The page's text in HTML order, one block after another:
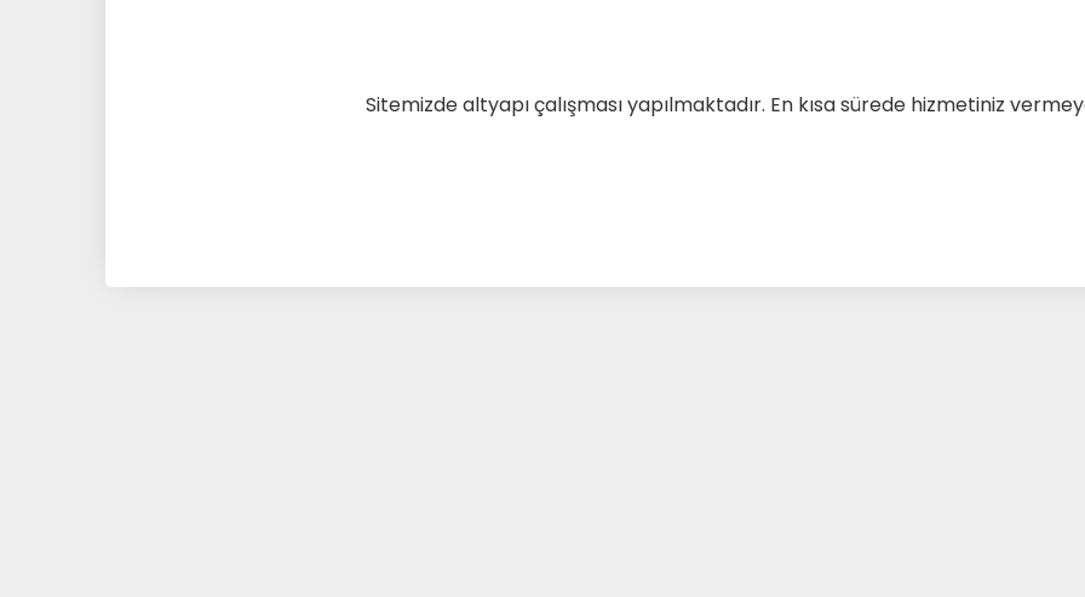
Sitemizde altyapı çalışması yapılmaktadır. En kısa sürede hizmetiniz